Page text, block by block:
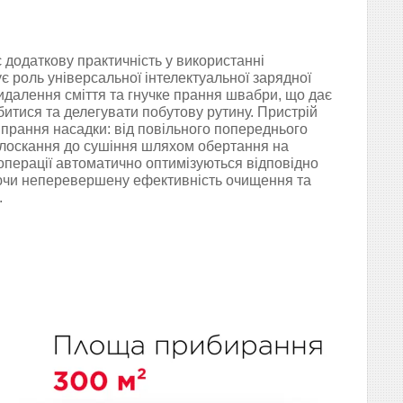
практичність у використанні
універсальної інтелектуальної зарядної
сміття та гнучке прання швабри, що дає
та делегувати побутову рутину. Пристрій
насадки: від повільного попереднього
до сушіння шляхом обертання на
автоматично оптимізуються відповідно
неперевершену ефективність очищення та